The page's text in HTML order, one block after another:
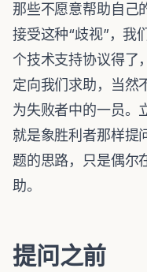
那些不愿意帮助自己
接受这种“歧视”，我
个技术支持协议得了
定向我们求助，当然
为失败者中的一员。
就是象胜利者那样
题的思路，只是偶尔
助。
提问之前